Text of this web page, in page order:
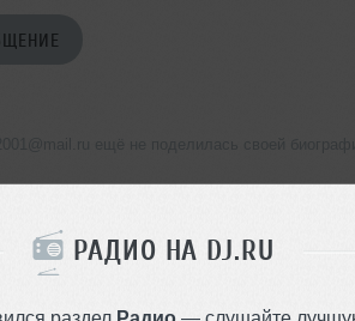
РАДИО НА DJ.RU
раздел Радио — слушайте